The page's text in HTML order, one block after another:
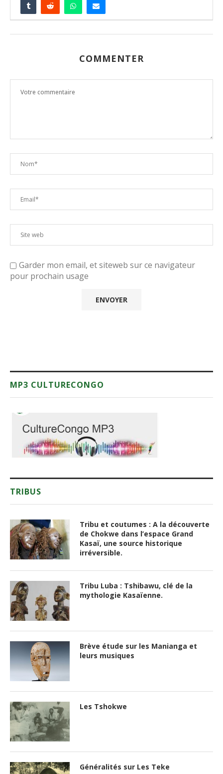
COMMENTER
Garder mon email, et siteweb sur ce navigateur
pour prochain usage
MP3 CULTURECONGO
TRIBUS
Tribu et coutumes : A la découverte
de Chokwe dans l’espace Grand
Kasaï, une source historique
irréversible.
Tribu Luba : Tshibawu, clé de la
mythologie Kasaïenne.
Brève étude sur les Manianga et
leurs musiques
Les Tshokwe
Généralités sur Les Teke